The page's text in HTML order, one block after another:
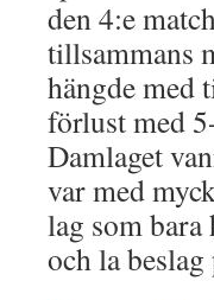
den 4:e
tillsammans
hängde med
förlust med
Damlaget
var med
lag som
och la